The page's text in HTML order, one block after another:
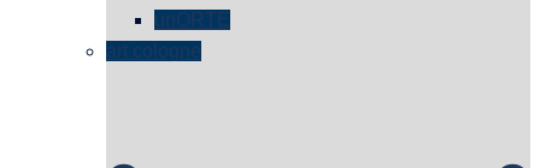
unORTE
art cologne